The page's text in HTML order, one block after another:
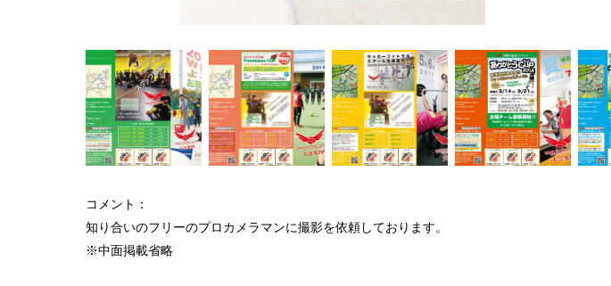
コメント：
知り合いのフリーのプロカメラマンに撮影を依頼しております。
※中面掲載省略